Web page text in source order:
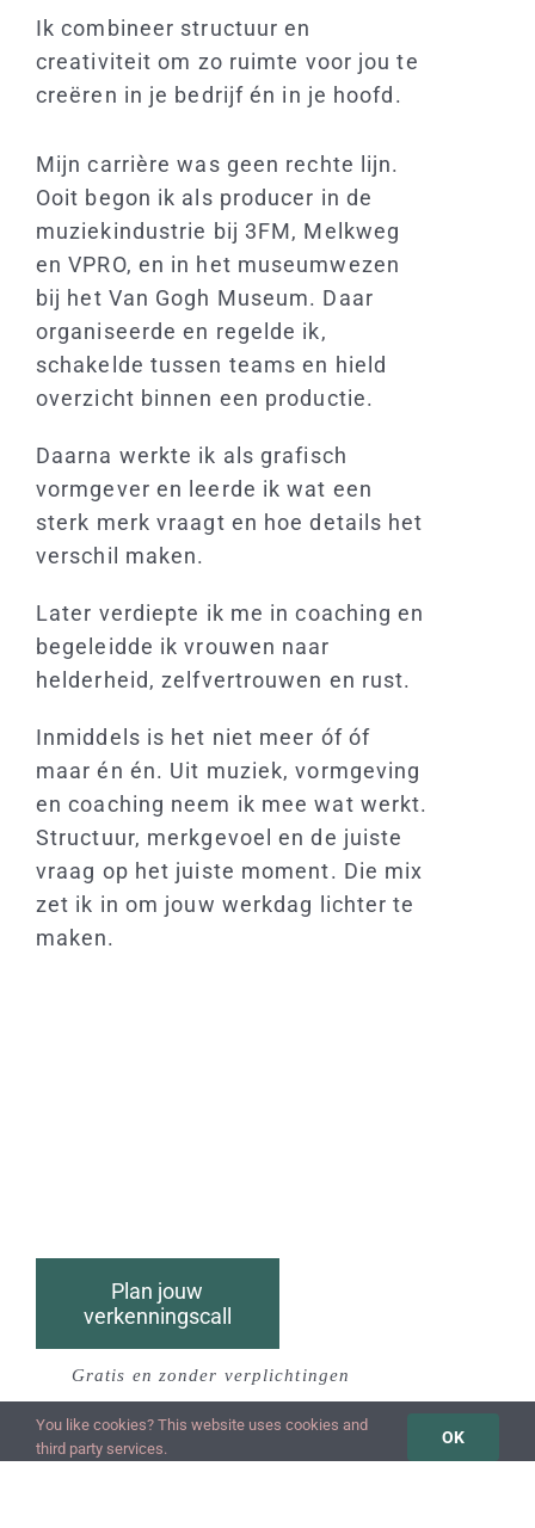
Ik combineer structuur en
creativiteit om zo ruimte voor jou te
creëren in je bedrijf én in je hoofd.
Mijn carrière was geen rechte lijn.
Ooit begon ik als producer in de
muziekindustrie bij 3FM, Melkweg
en VPRO, en in het museumwezen
bij het Van Gogh Museum. Daar
organiseerde en regelde ik,
schakelde tussen teams en hield
overzicht binnen een productie.
Daarna werkte ik als grafisch
vormgever en leerde ik wat een
sterk merk vraagt en hoe details het
verschil maken.
Later verdiepte ik me in coaching en
begeleidde ik vrouwen naar
helderheid, zelfvertrouwen en rust.
Inmiddels is het niet meer óf óf
maar én én. Uit muziek, vormgeving
en coaching neem ik mee wat werkt.
Structuur, merkgevoel en de juiste
vraag op het juiste moment. Die mix
zet ik in om jouw werkdag lichter te
maken.
Plan jouw
verkenningscall
Gratis en zonder verplichtingen
You like cookies? This website uses cookies and
third party services.
OK